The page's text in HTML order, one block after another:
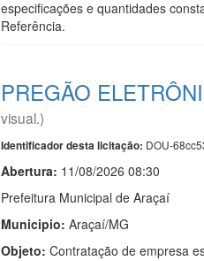
especificações e quantidades
Referência.
PREGÃO
visual.)
Identificador desta licitação: DOU-
Abertura: 11/08/2026 08:30
Prefeitura Municipal de Araçaí
Municipio: Araçaí/MG
Objeto: Contratação de empresa